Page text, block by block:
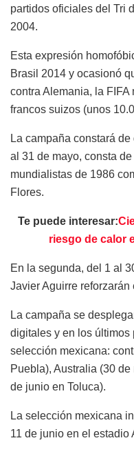
partidos oficiales del Tri
2004.
Esta expresión
Brasil 2014 y ocasionó
contra Alemania, la FIFA
francos suizos (unos
La campaña constará
al 31 de mayo, consta
mundialistas de 1986
Flores.
Te puede interesar:
riesgo de calor
En la segunda, del 1 al
Javier Aguirre reforzarán
La campaña se
digitales y en los
selección mexicana:
Puebla), Australia (30
de junio en Toluca).
La selección mexicana
11 de junio en el estadio